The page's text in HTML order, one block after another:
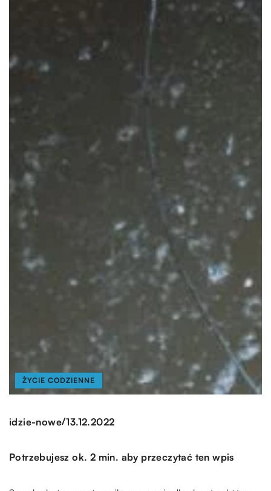
ŻYCIE CODZIENNE
idzie-nowe/13.12.2022
Potrzebujesz ok. 2 min. aby przeczytać ten wpis